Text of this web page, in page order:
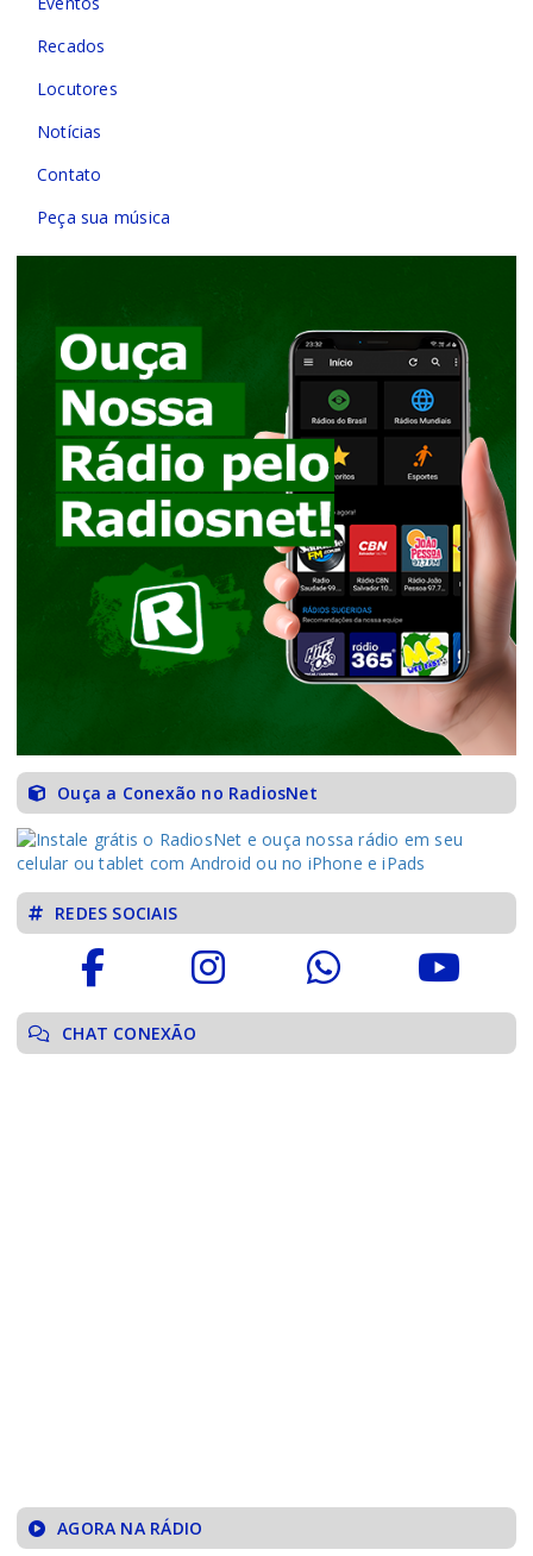
Recados
Locutores
Notícias
Contato
Peça sua música
Ouça a Conexão no RadiosNet
REDES SOCIAIS
CHAT CONEXÃO
AGORA NA RÁDIO